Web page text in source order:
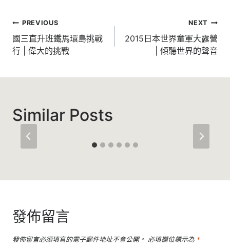
文
章
導
覽
PREVIOUS
國三直升班鐵馬環島挑戰
行 | 偉大的挑戰
NEXT
2015日本世界童軍大露營
| 傾聽世界的聲音
Similar Posts
發佈留言
發佈留言必須填寫的電子郵件地址不會公開。 必填欄位標示為 *